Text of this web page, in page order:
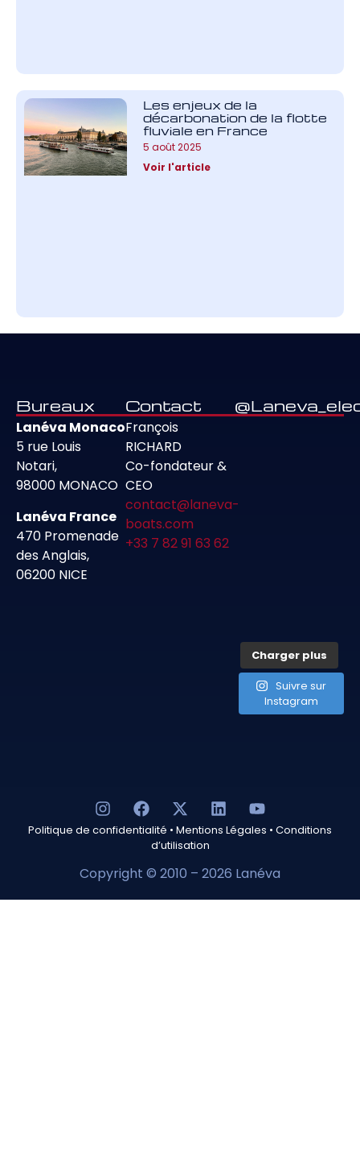
Les enjeux de la
décarbonation de la flotte
fluviale en France
5 août 2025
Voir l'article
Bureaux
Lanéva Monaco
5 rue Louis
Notari,
98000 MONACO
Lanéva France
470 Promenade
des Anglais,
06200 NICE
Contact
François
RICHARD
Co-fondateur &
CEO
contact@laneva-
boats.com
+33 7 82 91 63 62
Charger plus
Suivre sur
Instagram
Politique de confidentialité • Mentions Légales • Conditions
d’utilisation
Copyright © 2010 – 2026 Lanéva